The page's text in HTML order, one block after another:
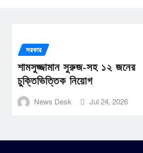
সরকার
শামসুজ্জামান সুরুজ-সহ ১২ জনের
চুক্তিভিত্তিক নিয়োগ
News Desk Jul 24, 2026